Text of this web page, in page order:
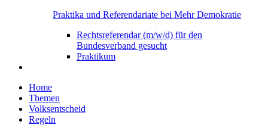
Praktika und Referendariate bei Mehr Demokratie
Rechtsreferendar (m/w/d) für den
Bundesverband gesucht
Praktikum
Home
Themen
Volksentscheid
Regeln